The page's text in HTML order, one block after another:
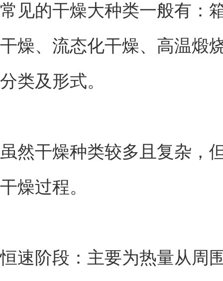
常见的干燥大种类一般有：
干燥、流态化干燥、高温煅
分类及形式。
虽然干燥种类较多且复杂，
干燥过程。
恒速阶段：主要为热量从周